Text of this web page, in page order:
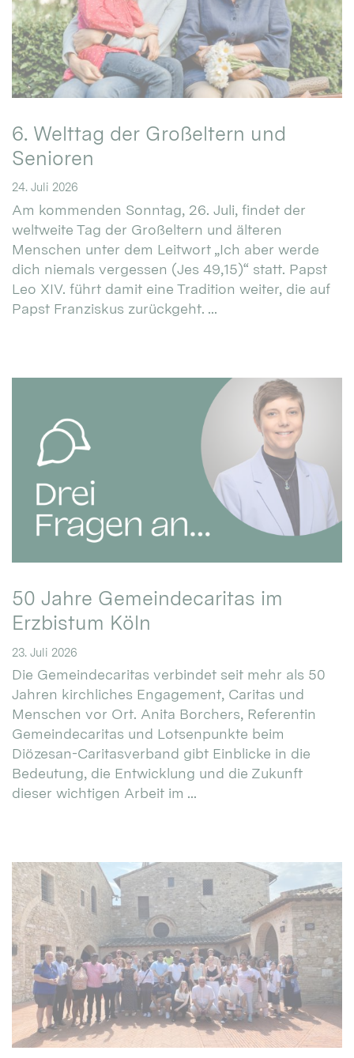
6. Welttag der Großeltern und
Senioren
24. Juli 2026
Am kommenden Sonntag, 26. Juli, findet der
weltweite Tag der Großeltern und älteren
Menschen unter dem Leitwort „Ich aber werde
dich niemals vergessen (Jes 49,15)“ statt. Papst
Leo XIV. führt damit eine Tradition weiter, die auf
Papst Franziskus zurückgeht. ...
50 Jahre Gemeindecaritas im
Erzbistum Köln
23. Juli 2026
Die Gemeindecaritas verbindet seit mehr als 50
Jahren kirchliches Engagement, Caritas und
Menschen vor Ort. Anita Borchers, Referentin
Gemeindecaritas und Lotsenpunkte beim
Diözesan-Caritasverband gibt Einblicke in die
Bedeutung, die Entwicklung und die Zukunft
dieser wichtigen Arbeit im ...